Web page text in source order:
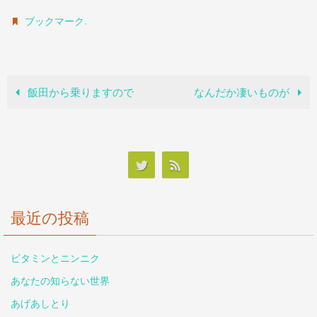
ブックマーク.
飯田から乗りますので なんだか凄いものが
最近の投稿
ビタミンとニンニク
あなたの知らない世界
あげあしとり